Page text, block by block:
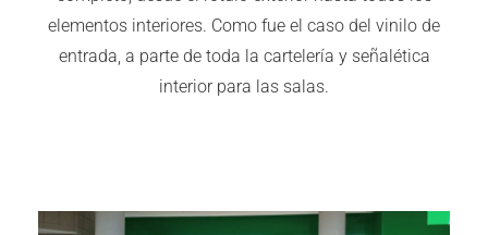
elementos interiores. Como fue el caso del vinilo de
entrada, a parte de toda la cartelería y señalética
interior para las salas.